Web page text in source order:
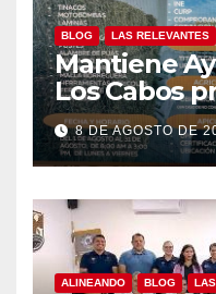
BLOG LAS RELEVANTES
Mantiene
Los Cabos
apoyos
ganaderos
8 DE AGOSTO DE
ALINEANDO BLOG